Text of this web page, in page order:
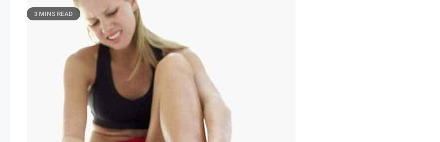
3 MINS READ